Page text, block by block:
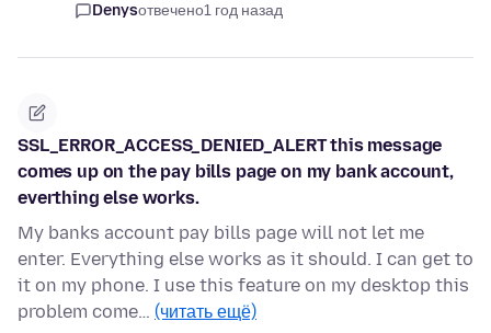
Denysотвечено1 год назад
SSL_ERROR_ACCESS_DENIED_ALERT this message
comes up on the pay bills page on my bank account,
everthing else works.
My banks account pay bills page will not let me
enter. Everything else works as it should. I can get to
it on my phone. I use this feature on my desktop this
problem come… (читать ещё)